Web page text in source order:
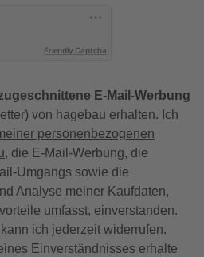
Friendly Captcha
E-Mail-Werbung
von hagebau erhalten. Ich
personenbezogenen
, die E-Mail-Werbung, die
Umgangs sowie die
Analyse meiner Kaufdaten,
umfasst, einverstanden.
ich jederzeit widerrufen.
Einverständnisses erhalte